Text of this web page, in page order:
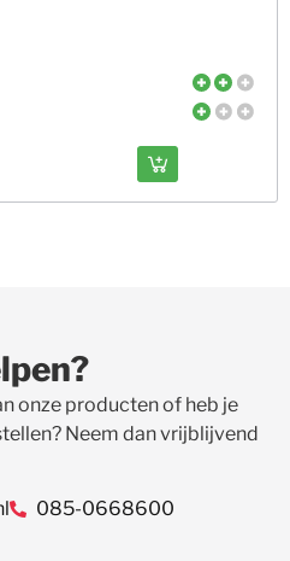
onze producten of heb je
Neem dan vrijblijvend
085-0668600